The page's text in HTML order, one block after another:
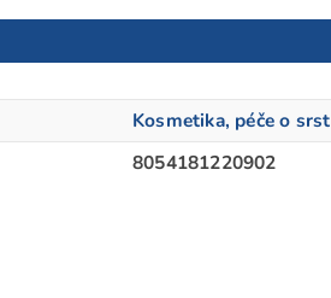
Kosmetika, péče o srst
8054181220902